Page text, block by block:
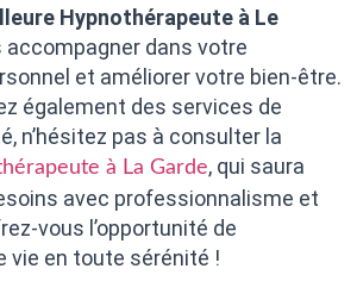
Hypnothérapeute à Le
accompagner dans votre
et améliorer votre bien-être.
également des services de
n’hésitez pas à consulter la
à La Garde, qui saura
avec professionnalisme et
vous l’opportunité de
vie en toute sérénité !